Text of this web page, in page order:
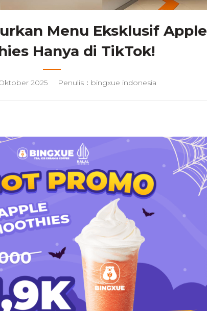
Menu Eksklusif Apple
Hanya di TikTok!
2025 Penulis：bingxue indonesia